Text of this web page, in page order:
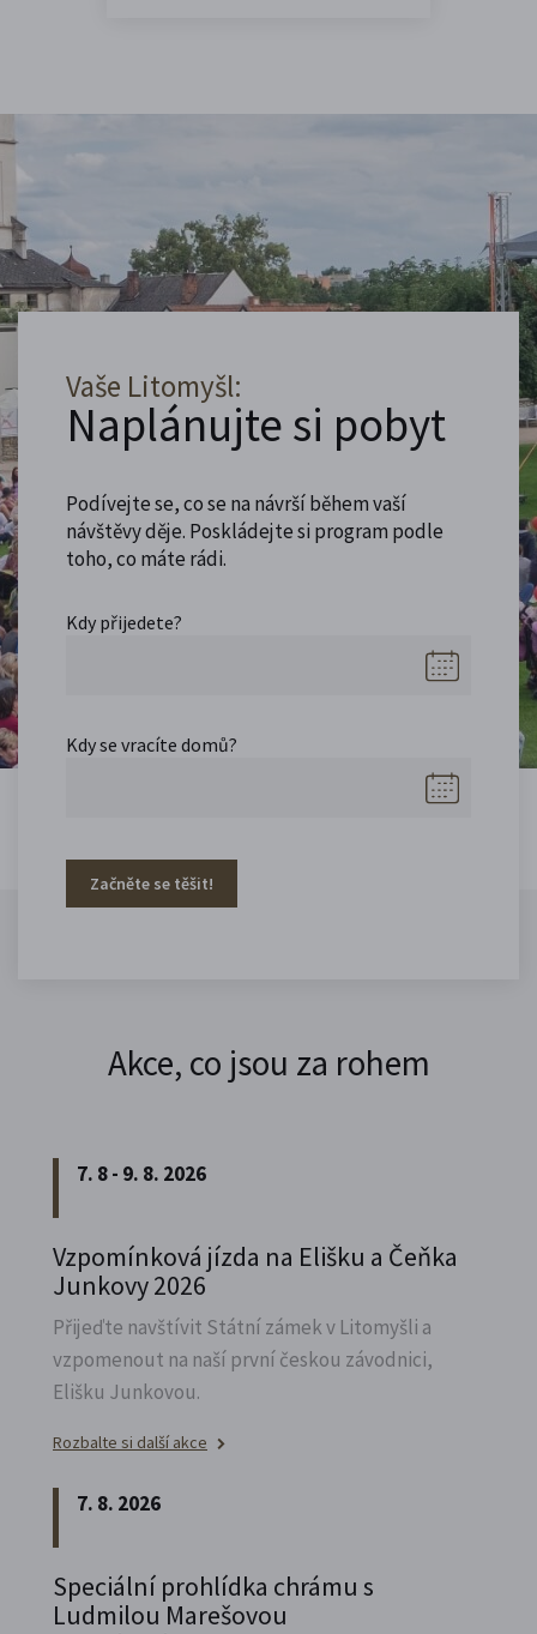
Vaše Litomyšl:
Naplánujte si pobyt
Podívejte se, co se na návrší během vaší
návštěvy děje. Poskládejte si program podle
toho, co máte rádi.
Kdy přijedete?
Kdy se vracíte domů?
Začněte se těšit!
Akce, co jsou za rohem
7. 8 - 9. 8. 2026
Vzpomínková jízda na Elišku a Čeňka
Junkovy 2026
Přijeďte navštívit Státní zámek v Litomyšli a
vzpomenout na naší první českou závodnici,
Elišku Junkovou.
Rozbalte si další akce
7. 8. 2026
Speciální prohlídka chrámu s
Ludmilou Marešovou